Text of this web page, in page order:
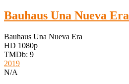
Bauhaus Una Nueva Era
Bauhaus Una Nueva Era
HD 1080p
TMDb: 9
2019
N/A